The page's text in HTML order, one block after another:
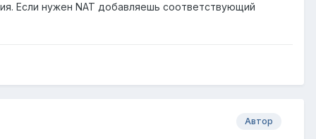
Если нужен NAT добавляешь соответствующий
Автор